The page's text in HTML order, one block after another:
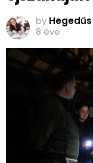
by Hegedűs
8 éve